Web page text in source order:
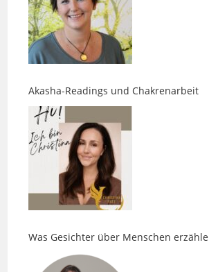
Akasha-Readings und Chakrenarbeit
Was Gesichter über Menschen erzählen